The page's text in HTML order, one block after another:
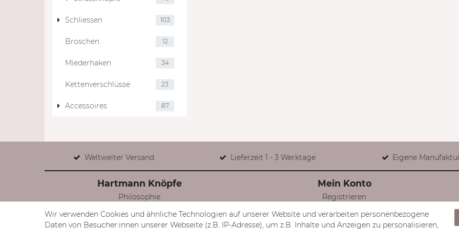
Schliessen 103
Broschen 12
Miederhaken 34
Kettenverschlüsse 23
Accessoires 87
Weltweiter Versand Lieferzeit 1 - 3 Werktage Eigene
Hartmann Knöpfe
Philosophie
BLOG
Mein Konto
Registrieren
Mein Konto
Wir verwenden Cookies und ähnliche Technologien auf unserer Website und verarbeiten personenbezogene
Daten von Besucher:innen unserer Webseite (z.B. IP-Adresse), um z.B. Inhalte und Anzeigen zu personalisieren,